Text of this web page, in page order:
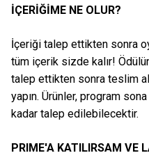
İÇERİĞİME NE OLUR?
İçeriği talep ettikten sonra
tüm içerik sizde kalır!
talep ettikten sonra teslim
yapın. Ürünler, program
kadar talep edilebilecektir.
PRIME'A KATILIRSAM VE